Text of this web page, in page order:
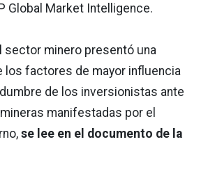
Global Market Intelligence.
sector minero presentó una
los factores de mayor influencia
de los inversionistas ante
manifestadas por el
se lee en el documento de la